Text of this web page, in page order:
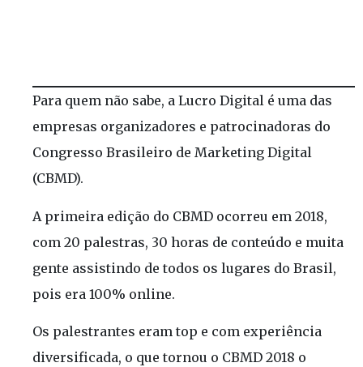
Para quem não sabe, a Lucro Digital é uma das
empresas organizadores e patrocinadoras do
Congresso Brasileiro de Marketing Digital
(CBMD).
A primeira edição do CBMD ocorreu em 2018,
com 20 palestras, 30 horas de conteúdo e muita
gente assistindo de todos os lugares do Brasil,
pois era 100% online.
Os palestrantes eram top e com experiência
diversificada, o que tornou o CBMD 2018 o